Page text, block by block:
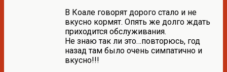
В Коале говорят дорого стало и не
вкусно кормят. Опять же долго ждать
приходится обслуживания.
Не знаю так ли это…повторюсь, год
назад там было очень симпатично и
вкусно!!!